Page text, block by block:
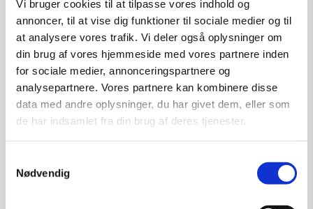
Vi bruger cookies til at tilpasse vores indhold og
annoncer, til at vise dig funktioner til sociale medier og til
at analysere vores trafik. Vi deler også oplysninger om
din brug af vores hjemmeside med vores partnere inden
for sociale medier, annonceringspartnere og
analysepartnere. Vores partnere kan kombinere disse
data med andre oplysninger, du har givet dem, eller som
de har indsamlet fra din brug af deres tjenester.
Nødvendig